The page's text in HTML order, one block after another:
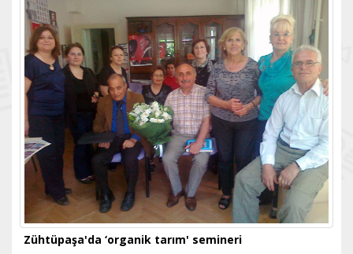
Zühtüpaşa'da ‘organik tarım' semineri